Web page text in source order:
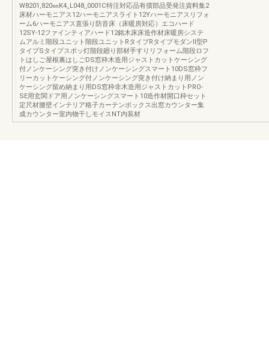
W8201,820㎜K4_L048_0001C特注対応品有償部品受発注資料集2
床材ハーモニアス12ハーモニアスライト12Yハーモニアスリフォ
ーム6ハーモニアス直張り防音床（床暖房対応）エコハード
12SY-12ファインティアハード12銘木床床造作材床暖房システ
ムアルミ階段ユニット階段ユニットRタイプRタイプモダンⅡ型P
タイプSタイプスポッ灯階段廻り部材手すりリフォーム階段ロフ
トはしご屋根裏はしごDS窓枠木造用ジャストカットケーシング
付ノンケーシング突き付けノンケーシングスマート10DS窓枠フ
リーカットケーシング付ノンケーシング突き付け納まり用ノン
ケーシング留め納まり用DS窓枠非木造用ジャストカットPRO-
SE用玄関ドア用ノンケーシングスマート10造作材開口枠セット
定尺材腰壁インテリア格子カーテンボックス出窓カウンター集
成カウンター室内物干しモイスNT内装材